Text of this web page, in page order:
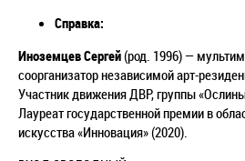
Справка:
Иноземцев Сергей(род. 1996) —
соорганизатор независимой арт-
Участник движения ДВР, группы
Лауреат государственной премии в
искусства «Инновация» (2020).